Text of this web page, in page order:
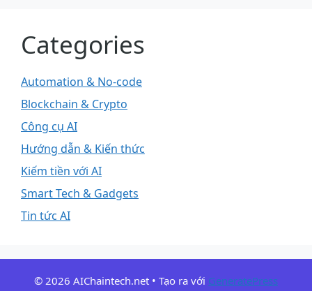
Categories
Automation & No-code
Blockchain & Crypto
Công cụ AI
Hướng dẫn & Kiến thức
Kiếm tiền với AI
Smart Tech & Gadgets
Tin tức AI
© 2026 AIChaintech.net • Tạo ra với GeneratePress